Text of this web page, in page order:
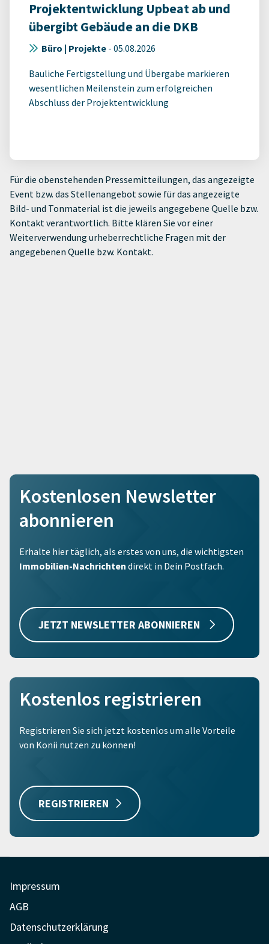
Projektentwicklung Upbeat ab und
übergibt Gebäude an die DKB
Büro | Projekte - 05.08.2026
Bauliche Fertigstellung und Übergabe markieren
wesentlichen Meilenstein zum erfolgreichen
Abschluss der Projektentwicklung
Für die obenstehenden Pressemitteilungen, das angezeigte
Event bzw. das Stellenangebot sowie für das angezeigte
Bild- und Tonmaterial ist die jeweils angegebene Quelle bzw.
Kontakt verantwortlich. Bitte klären Sie vor einer
Weiterverwendung urheberrechtliche Fragen mit der
angegebenen Quelle bzw. Kontakt.
Kostenlosen Newsletter
abonnieren
Erhalte hier täglich, als erstes von uns, die wichtigsten
Immobilien-Nachrichten direkt in Dein Postfach.
JETZT NEWSLETTER ABONNIEREN
Kostenlos registrieren
Registrieren Sie sich jetzt kostenlos um alle Vorteile
von Konii nutzen zu können!
REGISTRIEREN
Impressum
AGB
Datenschutzerklärung